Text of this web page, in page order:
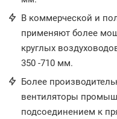
В коммерческой и
применяют более
круглых
350 -710 мм.
Более
вентиляторы
подсоединением к